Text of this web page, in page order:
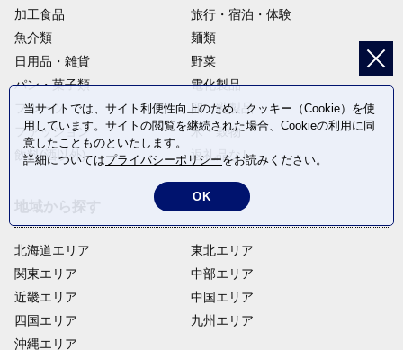
加工食品
旅行・宿泊・体験
魚介類
麺類
日用品・雑貨
野菜
パン・菓子類
電化製品
フルーツ
卵・乳製品
ファッション
米・穀物
飲料(酒以外)
返礼品なし
北海道エリア
関東エリア
近畿エリア
四国エリア
沖縄エリア
東北エリア
中部エリア
中国エリア
九州エリア
当サイトでは、サイト利便性向上のため、クッキー（Cookie）を使
用しています。サイトの閲覧を継続された場合、Cookieの利用に同
意したことものといたします。
詳細についてはプライバシーポリシーをお読みください。
OK